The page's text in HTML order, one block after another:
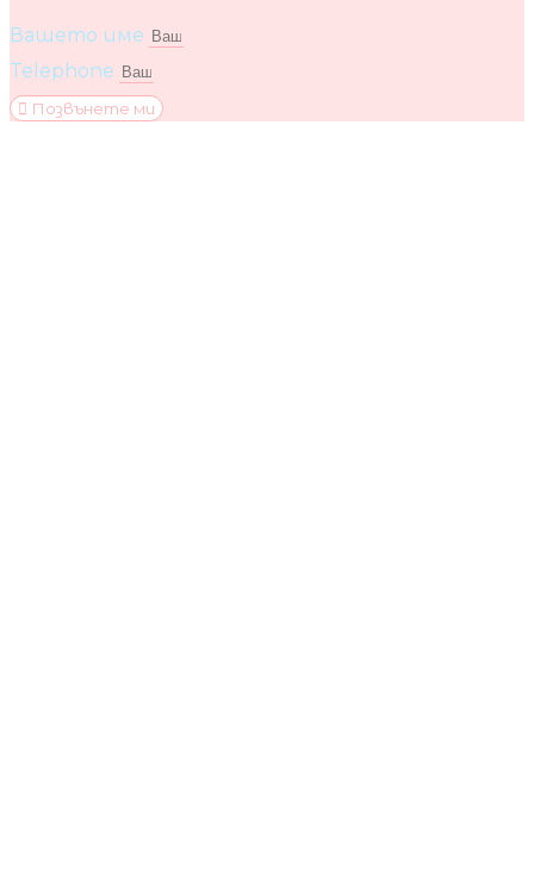
Вашето име
Telephone
Позвънете ми